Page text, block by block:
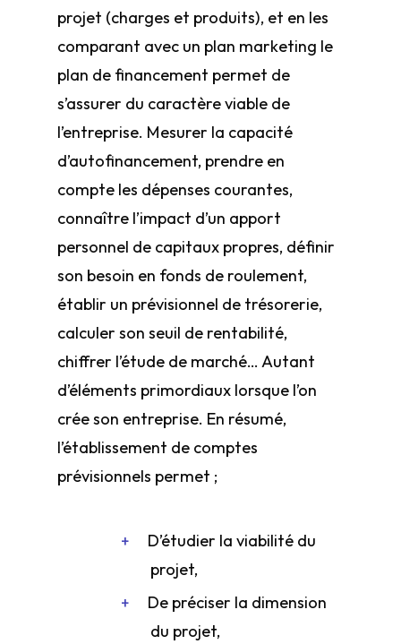
projet (charges et produits), et en les
comparant avec un plan marketing le
plan de financement permet de
s’assurer du caractère viable de
l’entreprise. Mesurer la capacité
d’autofinancement, prendre en
compte les dépenses courantes,
connaître l’impact d’un apport
personnel de capitaux propres, définir
son besoin en fonds de roulement,
établir un prévisionnel de trésorerie,
calculer son seuil de rentabilité,
chiffrer l’étude de marché… Autant
d’éléments primordiaux lorsque l’on
crée son entreprise. En résumé,
l’établissement de comptes
prévisionnels permet ;
D’étudier la viabilité du
projet,
De préciser la dimension
du projet,